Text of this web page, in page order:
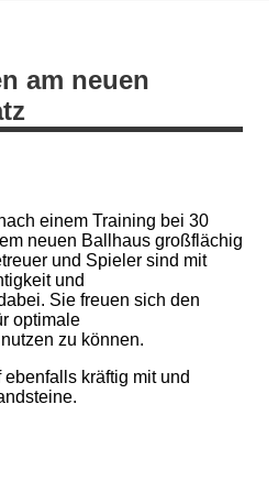
am neuen
einem Training bei 30
neuen Ballhaus großflächig
und Spieler sind mit
und
Sie freuen sich den
optimale
zu können.
kräftig mit und